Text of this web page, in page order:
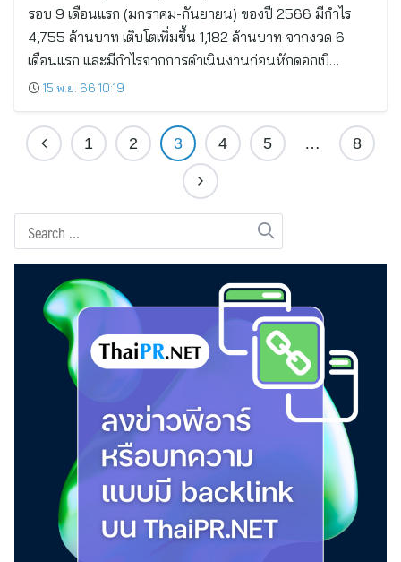
รอบ 9 เดือนแรก (มกราคม-กันยายน) ของปี 2566 มีกำไร
4,755 ล้านบาท เติบโตเพิ่มขึ้น 1,182 ล้านบาท จากงวด 6
เดือนแรก และมีกำไรจากการดำเนินงานก่อนหักดอกเบี…
15 พ.ย. 66 10:19
1 2 3 4 5 … 8